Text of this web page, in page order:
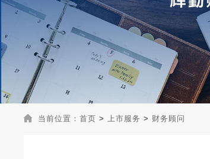
当前位置： 首页 > 上市服务 > 财务顾问